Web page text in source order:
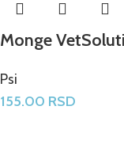
Monge
Psi
155.00 RSD